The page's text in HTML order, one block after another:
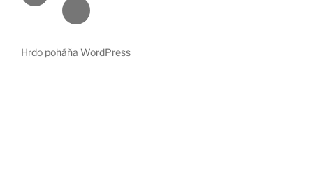
book
Emai
l
Hrdo poháňa WordPress